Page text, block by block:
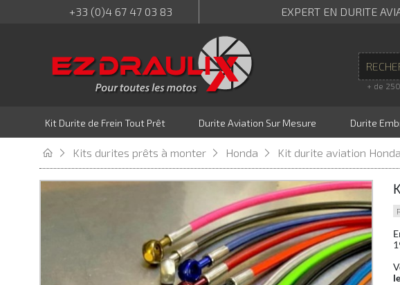
+33 (0)4 67 47 03 83 EXPERT EN DURITE
+ de
Kit Durite de Frein Tout Prêt Durite Aviation Sur Mesure Durite
Kits durites prêts à monter Honda Kit durite aviation